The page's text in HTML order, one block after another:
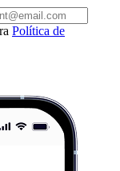
Política de